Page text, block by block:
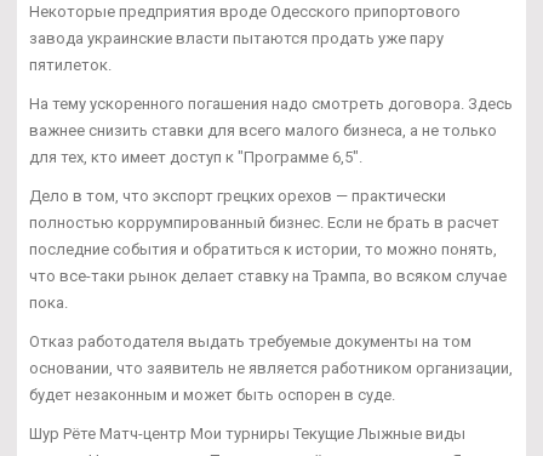
Некоторые предприятия вроде Одесского припортового
завода украинские власти пытаются продать уже пару
пятилеток.
На тему ускоренного погашения надо смотреть договора. Здесь
важнее снизить ставки для всего малого бизнеса, а не только
для тех, кто имеет доступ к "Программе 6,5".
Дело в том, что экспорт грецких орехов — практически
полностью коррумпированный бизнес. Если не брать в расчет
последние события и обратиться к истории, то можно понять,
что все-таки рынок делает ставку на Трампа, во всяком случае
пока.
Отказ работодателя выдать требуемые документы на том
основании, что заявитель не является работником организации,
будет незаконным и может быть оспорен в суде.
Шур Рёте Матч-центр Мои турниры Текущие Лыжные виды